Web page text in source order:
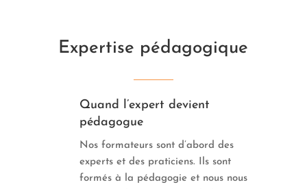
Expertise pédagogique
Quand l’expert devient
pédagogue
Nos formateurs sont d’abord des
experts et des praticiens. Ils sont
formés à la pédagogie et nous nous